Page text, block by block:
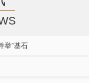
举”基石